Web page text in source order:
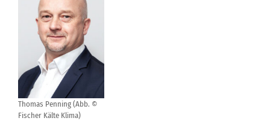
Thomas Penning (Abb. ©
Fischer Kälte Klima)